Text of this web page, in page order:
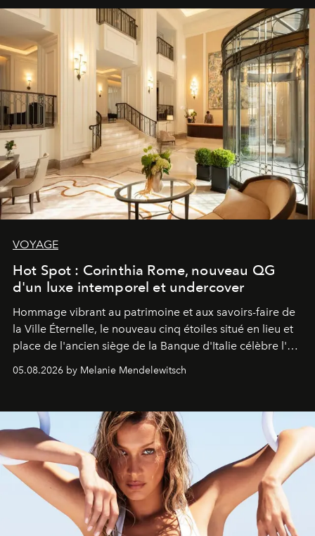
VOYAGE
Hot Spot : Corinthia Rome, nouveau QG
d'un luxe intemporel et undercover
Hommage vibrant au patrimoine et aux savoirs-faire de
la Ville Éternelle, le nouveau cinq étoiles situé en lieu et
place de l'ancien siège de la Banque d'Italie célèbre l'art
05.08.2026 by Melanie Mendelewitsch